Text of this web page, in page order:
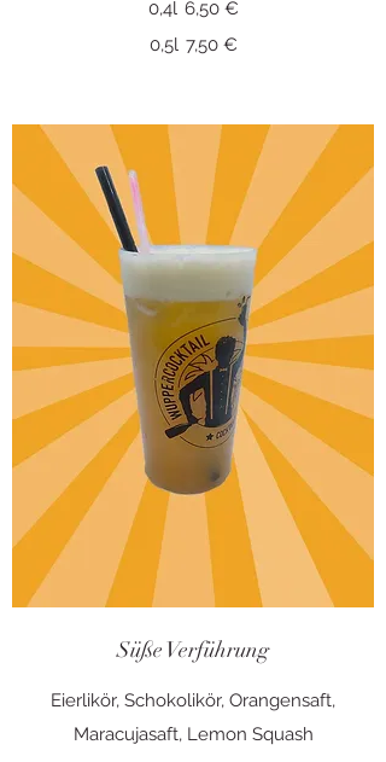
0,4l 6,50 €
0,5l 7,50 €
Süße Verführung
Eierlikör, Schokolikör, Orangensaft,